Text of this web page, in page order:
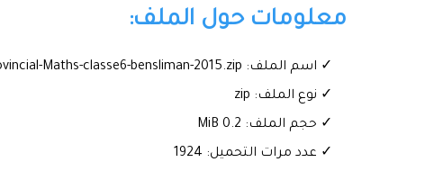
معلومات حول الملف:
✓ اسم الملف: Examen-Provincial-Maths-classe6-bensliman-2015.zip
✓ نوع الملف: zip
✓ حجم الملف: 0.2 MiB
✓ عدد مرات التحميل: 1924